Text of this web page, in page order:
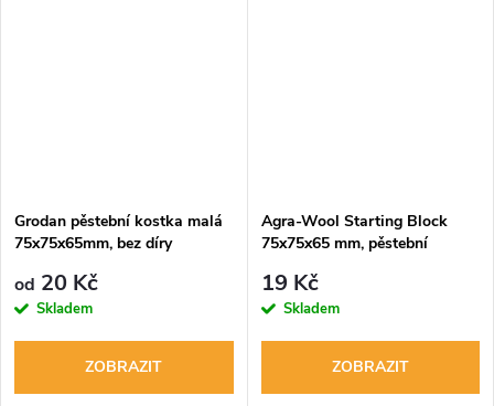
Grodan pěstební kostka malá
75x75x65mm, bez díry
od 20 Kč
Skladem
ZOBRAZIT
Agra-Wool Starting Block
75x75x65 mm, pěstební
19 Kč
Skladem
ZOBRAZIT